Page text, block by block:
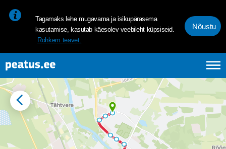
Tagamaks lehe mugavama ja isikupärasema
kasutamise, kasutab käesolev veebileht küpsiseid.
Rohkem teavet.
Nõustu